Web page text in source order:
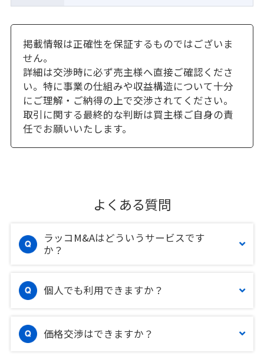
掲載情報は正確性を保証するものではございま
せん。
詳細は交渉時に必ず売主様へ直接ご確認くださ
い。特に事業の仕組みや収益構造について十分
にご理解・ご納得の上で交渉されてください。
取引に関する最終的な判断は買主様ご自身の責
任でお願いいたします。
よくある質問
ラッコM&Aはどういうサービスです
か？
個人でも利用できますか？
価格交渉はできますか？